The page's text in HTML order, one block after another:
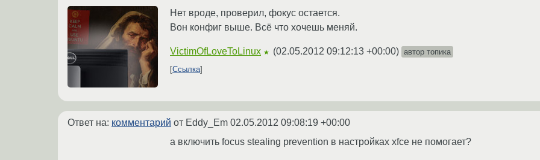
Нет вроде, проверил, фокус остается.
Вон конфиг выше. Всё что хочешь меняй.
VictimOfLoveToLinux ★ (02.05.2012 09:12:13 +00:00) автор топика
Ссылка
Ответ на: комментарий от Eddy_Em 02.05.2012 09:08:19 +00:00
а включить focus stealing prevention в настройках xfce не помогает?